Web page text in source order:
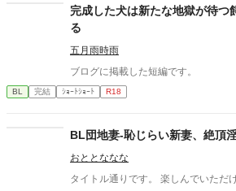
完成した犬は新たな地獄が待つ
る
五月雨時雨
ブログに掲載した短編です。
BL 完結 ｼｮｰﾄｼｮｰﾄ R18
BL団地妻-恥じらい新妻、絶頂
おととななな
タイトル通りです。 楽しん